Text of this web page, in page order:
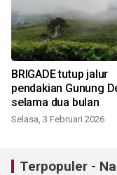
BRIGADE tutup jalur
pendakian Gunung
selama dua bulan
Selasa, 3 Februari 2026
Terpopuler -